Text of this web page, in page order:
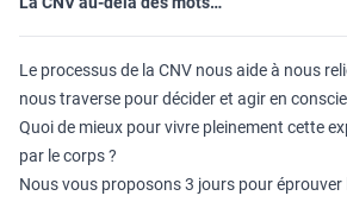
Le processus de la CNV nous aide à nous
nous traverse pour décider et agir en
Quoi de mieux pour vivre pleinement cette
par le corps ?
Nous vous proposons 3 jours pour éprouver